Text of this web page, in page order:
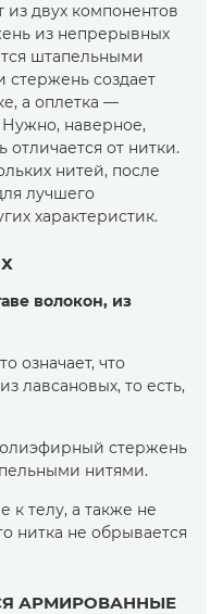
из двух компонентов
из непрерывных
штапельными
стержень создает
а оплетка —
наверное,
отличается от нитки.
нитей, после
лучшего
характеристик.
волокон, из
означает, что
лавсановых, то есть,
стержень
нитями.
к телу, а также не
нитка не обрывается
АРМИРОВАННЫЕ